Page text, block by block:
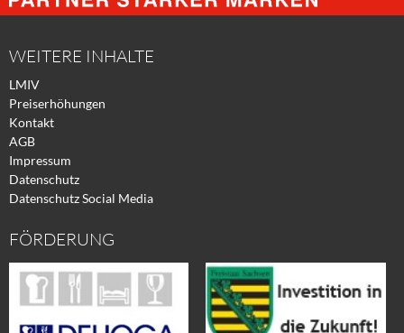
Facebook
Xing Twitter
WEITERE INHALTE
LMIV
Preiserhöhungen
Kontakt
AGB
Impressum
Datenschutz
Datenschutz Social Media
FÖRDERUNG